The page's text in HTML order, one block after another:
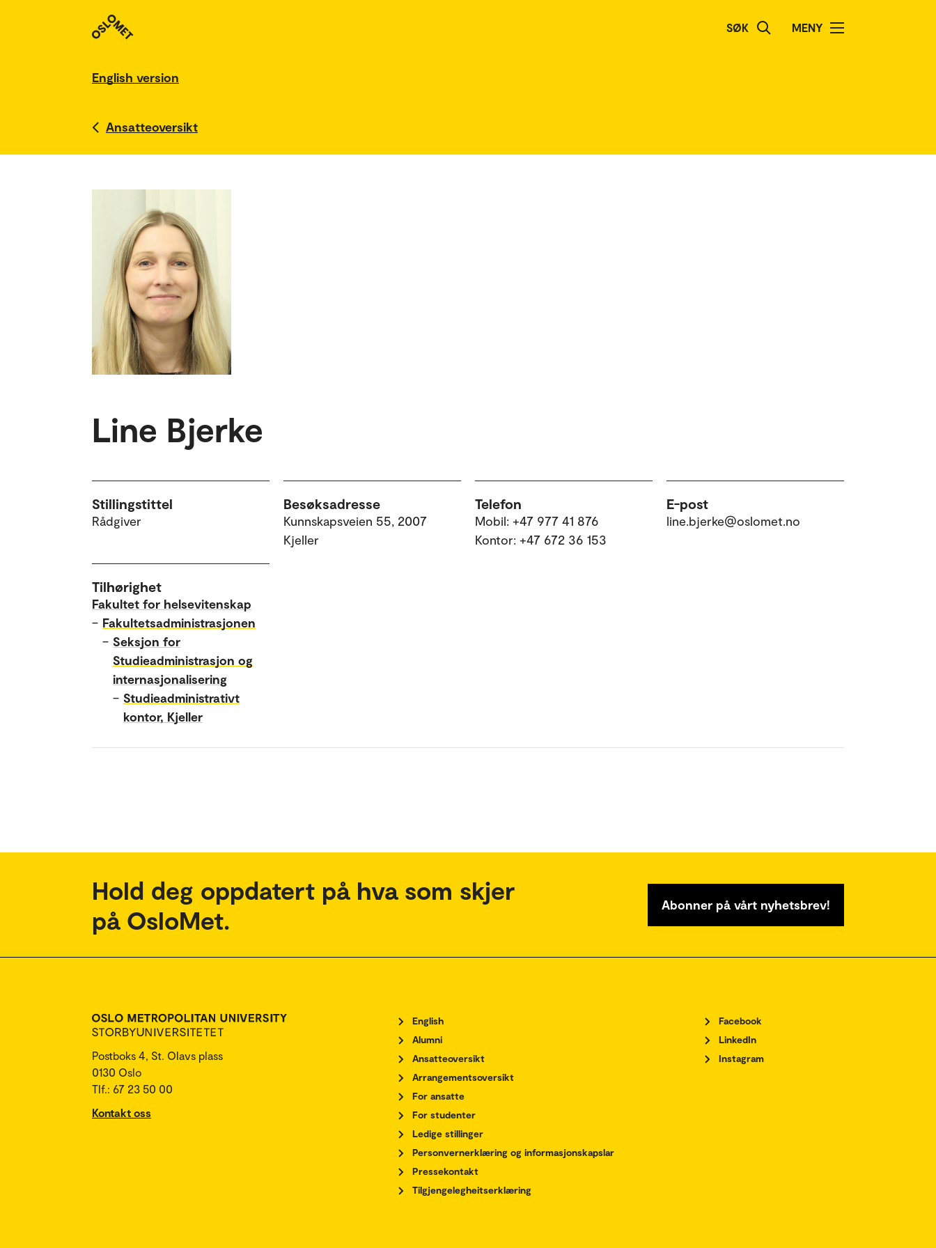
SØK MENY
English version
Ansatteoversikt
Line Bjerke
Stillingstittel
Rådgiver
Besøksadresse
Kunnskapsveien 55, 2007
Kjeller
Telefon
Mobil: +47 977 41 876
Kontor: +47 672 36 153
E-post
line.bjerke@oslomet.no
Tilhørighet
Fakultet for helsevitenskap
– Fakultetsadministrasjonen
– Seksjon for
Studieadministrasjon og
internasjonalisering
– Studieadministrativt
kontor, Kjeller
Hold deg oppdatert på hva som skjer
på OsloMet.
Abonner på vårt nyhetsbrev!
Postboks 4, St. Olavs plass
0130 Oslo
Tlf.: 67 23 50 00
Kontakt oss
English
Alumni
Ansatteoversikt
Arrangementsoversikt
For ansatte
For studenter
Ledige stillinger
Personvernerklæring og informasjonskapslar
Pressekontakt
Tilgjengelegheitserklæring
Facebook
LinkedIn
Instagram